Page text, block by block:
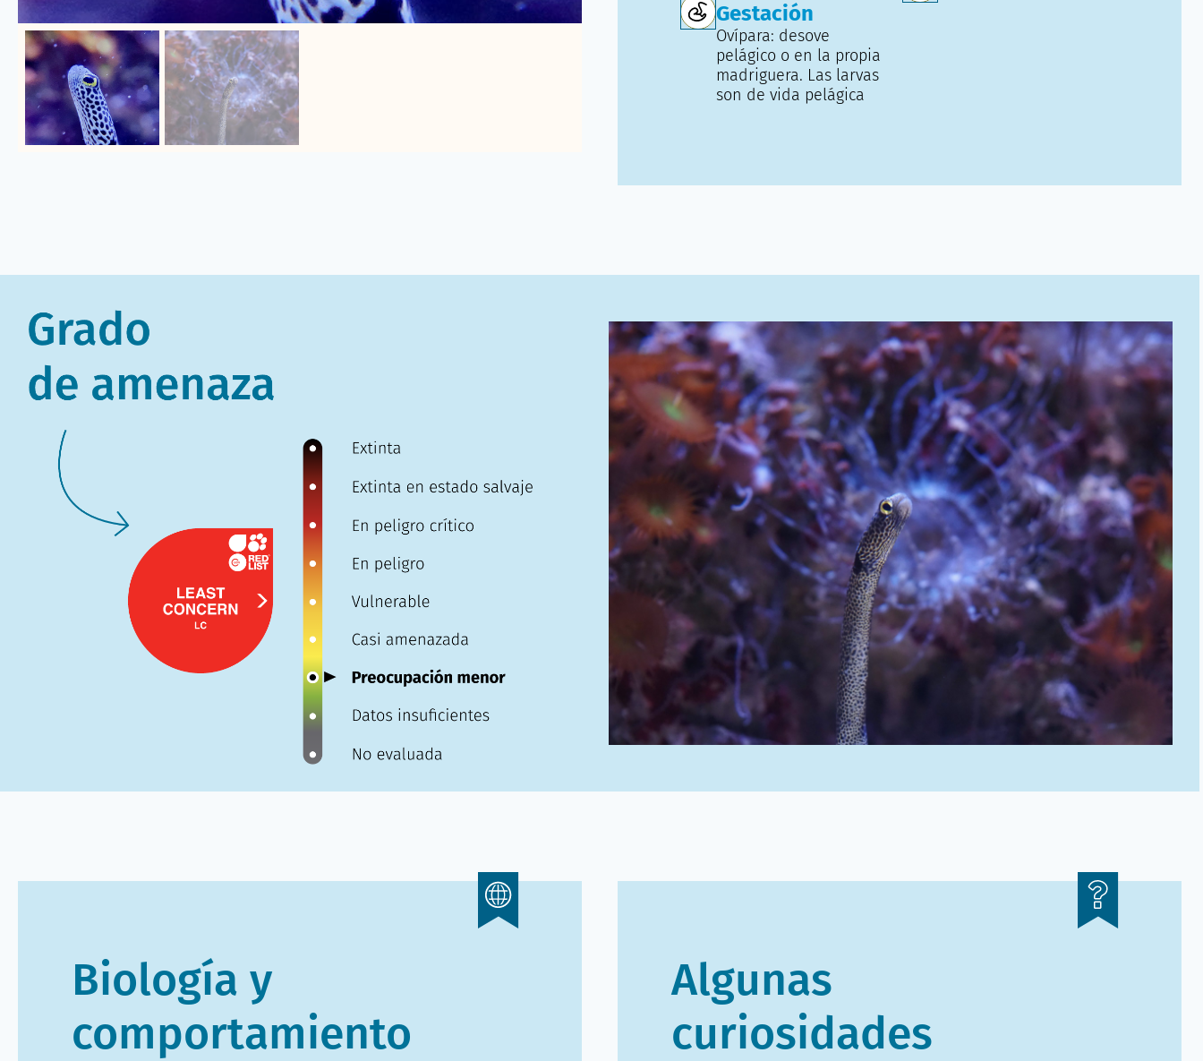
Gestación
Ovípara: desove
pelágico o en la propia
madriguera. Las larvas
son de vida pelágica
Biología y
comportamiento
Algunas
curiosidades